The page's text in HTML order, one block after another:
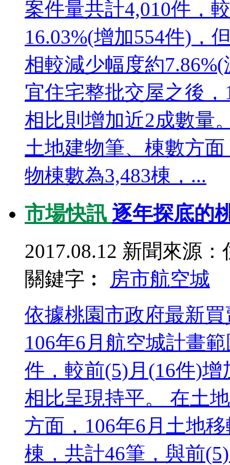
案件量共計4,010件，
16.03%(增加554件)，
相較減少幅度約
宜住宅整批交屋之後
相比則增加近2成數量
土地建物筆、棟數方
物棟數為3,483棟，...
市場快訊 逐年探底的
2017.08.12 新聞來源：
關鍵字︰
房市航空城
依據桃園市政府最新
106年6月航空城計畫
件，較前(5)月(16件)
相比呈現持平。 在土
方面，106年6月土地
棟，共計46筆，與前